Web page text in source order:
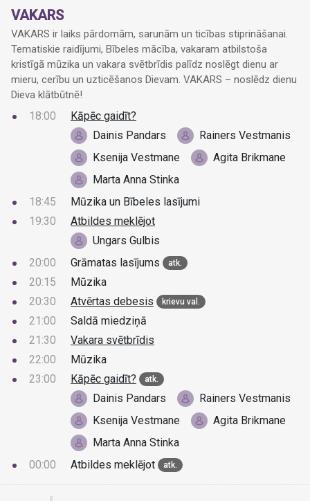
VAKARS
VAKARS ir laiks pārdomām, sarunām un ticības stiprināšanai.
Tematiskie raidījumi, Bībeles mācība, vakaram atbilstoša
kristīgā mūzika un vakara svētbrīdis palīdz noslēgt dienu ar
mieru, cerību un uzticēšanos Dievam. VAKARS – noslēdz dienu
Dieva klātbūtnē!
18:00
Kāpēc gaidīt?
Dainis Pandars
Rainers Vestmanis
Ksenija Vestmane
Agita Brikmane
Marta Anna Stinka
18:45
Mūzika un Bībeles lasījumi
19:30
Atbildes meklējot
Ungars Gulbis
20:00
Grāmatas lasījums atk.
20:15
Mūzika
20:30
Atvērtas debesis krievu val.
21:00
Saldā miedziņā
21:30
Vakara svētbrīdis
22:00
Mūzika
23:00
Kāpēc gaidīt? atk.
Dainis Pandars
Rainers Vestmanis
Ksenija Vestmane
Agita Brikmane
Marta Anna Stinka
00:00
Atbildes meklējot atk.